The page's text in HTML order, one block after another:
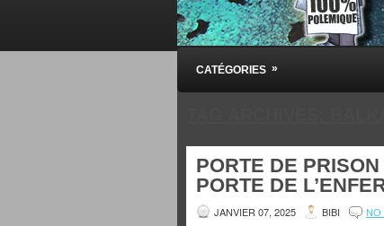
Pensez BiBi
Blog polémique sur l'Actualité, la
CATÉGORIES »
PORTE DE
PORTE DE
JANVIER 07, 2025 BIBI NO